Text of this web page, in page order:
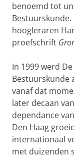
benoemd tot
hoogleraren
proefschrift
In 1999 werd
Bestuurskunde
vanaf dat
later decaan
dependance
Den Haag
internationaal
met duizenden